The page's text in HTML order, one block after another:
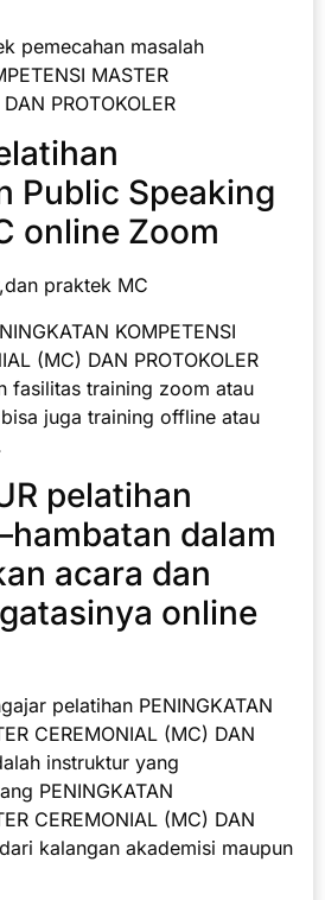
pemecahan masalah
MASTER
PROTOKOLER
Public Speaking
online Zoom
praktek MC
KOMPETENSI
(MC) DAN PROTOKOLER
fasilitas training zoom atau
juga training offline atau
pelatihan
dalam
acara dan
online
pelatihan PENINGKATAN
CEREMONIAL (MC) DAN
instruktur yang
PENINGKATAN
CEREMONIAL (MC) DAN
kalangan akademisi maupun